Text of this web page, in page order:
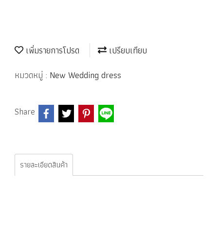
เพิ่มรายการโปรด
เปรียบเทียบ
หมวดหมู่ : New Wedding dress
Share
รายละเอียดสินค้า